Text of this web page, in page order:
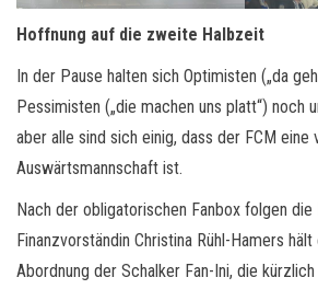
Hoffnung auf die zweite Halbzeit
In der Pause halten sich Optimisten („da
Pessimisten („die machen uns platt“) noch
aber alle sind sich einig, dass der FCM eine
Auswärtsmannschaft ist.
Nach der obligatorischen Fanbox folgen die
Finanzvorständin Christina Rühl-Hamers
Abordnung der Schalker Fan-Ini, die